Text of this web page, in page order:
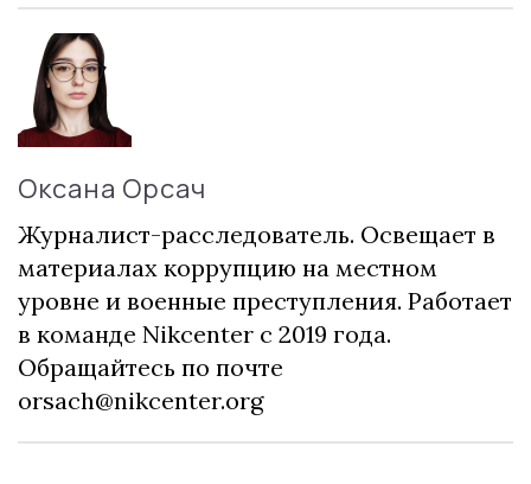
Оксана Орсач
Журналист-расследователь. Освещает в
материалах коррупцию на местном
уровне и военные преступления. Работает
в команде Nikcenter с 2019 года.
Обращайтесь по почте
orsach@nikcenter.org